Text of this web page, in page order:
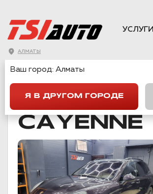
АЛМАТЫ
УСЛУГИ
ГЛАВНАЯ → PORSCHE
CAYENNE
Ваш город: Алматы
Я В ДРУГОМ ГОРОДЕ